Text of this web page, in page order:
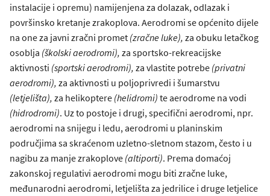
instalacije i opremu) namijenjena za dolazak, odlazak i
površinsko kretanje zrakoplova. Aerodromi se općenito dijele
na one za javni zračni promet (zračne luke), za obuku letačkog
osoblja (školski aerodromi), za sportsko-rekreacijske
aktivnosti (sportski aerodromi), za vlastite potrebe (privatni
aerodromi), za aktivnosti u poljoprivredi i šumarstvu
(letjelišta), za helikoptere (helidromi) te aerodrome na vodi
(hidrodromi). Uz to postoje i drugi, specifični aerodromi, npr.
aerodromi na snijegu i ledu, aerodromi u planinskim
područjima sa skraćenom uzletno-sletnom stazom, često i u
nagibu za manje zrakoplove (altiporti). Prema domaćoj
zakonskoj regulativi aerodromi mogu biti zračne luke,
međunarodni aerodromi, letjelišta za jedrilice i druge letjelice